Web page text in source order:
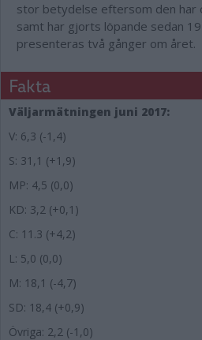
stor betydelse eftersom den har
samt har gjorts löpande sedan
presenteras två gånger om året.
Fakta
Väljarmätningen juni 2017:
V: 6,3 (-1,4)
S: 31,1 (+1,9)
MP: 4,5 (0,0)
KD: 3,2 (+0,1)
C: 11.3 (+4,2)
L: 5,0 (0,0)
M: 18,1 (-4,7)
SD: 18,4 (+0,9)
Övriga: 2,2 (-1,0)